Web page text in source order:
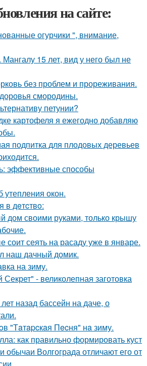
на сайте:
огурчики ", внимание,
15 лет, вид у него был не
без проблем и прореживания.
смородины.
петунии?
картофеля я ежегодно добавляю
подпитка для плодовых деревьев
эффективные способы
окон.
в дeтcтвo:
дом своими руками, только крышу
соит сеять на расаду уже в январе.
наш дачный домик.
на зиму.
- великолепная заготовка
назад бассейн на даче, о
"Тaтapcкaя Пecня" нa зиму.
как правильно формировать куст
обычаи Волгограда отличают его от